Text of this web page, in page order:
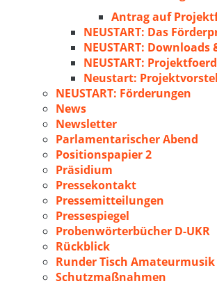
Antrag auf
NEUSTART: Das
NEUSTART:
NEUSTART:
Neustart:
NEUSTART: Förderungen
News
Newsletter
Parlamentarischer Abend
Positionspapier 2
Präsidium
Pressekontakt
Pressemitteilungen
Pressespiegel
Probenwörterbücher D-UKR
Rückblick
Runder Tisch Amateurmusik
Schutzmaßnahmen